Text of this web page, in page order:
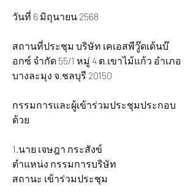
วันที่ 6 มิถุนายน 2568
สถานที่ประชุม บริษัท เคเอสพีวู๊ดเด้นบ๊
อกซ์ จำกัด 55/1 หมู่ 4 ต.เขาไม้แก้ว อำเภอ
บางละมุง จ.ชลบุรี 20150
กรรมการและผู้เข้าร่วมประชุมประกอบ
ด้วย
1.นาย เจษฎา กระสังข์
ตำแหน่ง กรรมการบริษัท
สถานะ เข้าร่วมประชุม